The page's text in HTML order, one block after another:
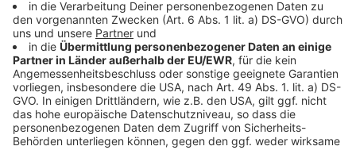
Es wird mit einer Blutprobe kontrolliert: "Bist du
wirklich der perfekte Spender?"
Man spendet - in 80% der Fällen über ein
Verfahren, das wie eine Blutspende funktioniert
Der genetische Zwilling bekommt deine
Stammzellen über eine Art Bluttransfusion.
Die Chance, einem Menschen das Leben zu
schenken, ist real.